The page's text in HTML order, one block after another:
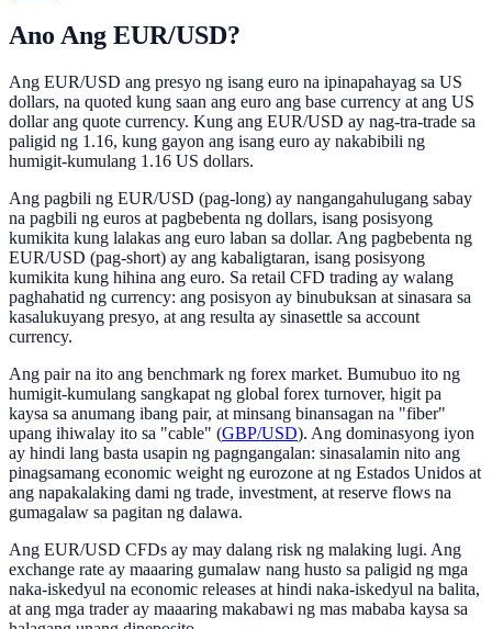
Ano Ang EUR/USD?
Ang EUR/USD ang presyo ng isang euro na ipinapahayag sa US
dollars, na quoted kung saan ang euro ang base currency at ang US
dollar ang quote currency. Kung ang EUR/USD ay nag-tra-trade sa
paligid ng 1.16, kung gayon ang isang euro ay nakabibili ng
humigit-kumulang 1.16 US dollars.
Ang pagbili ng EUR/USD (pag-long) ay nangangahulugang sabay
na pagbili ng euros at pagbebenta ng dollars, isang posisyong
kumikita kung lalakas ang euro laban sa dollar. Ang pagbebenta ng
EUR/USD (pag-short) ay ang kabaligtaran, isang posisyong
kumikita kung hihina ang euro. Sa retail CFD trading ay walang
paghahatid ng currency: ang posisyon ay binubuksan at sinasara sa
kasalukuyang presyo, at ang resulta ay sinasettle sa account
currency.
Ang pair na ito ang benchmark ng forex market. Bumubuo ito ng
humigit-kumulang sangkapat ng global forex turnover, higit pa
kaysa sa anumang ibang pair, at minsang binansagan na "fiber"
upang ihiwalay ito sa "cable" (GBP/USD). Ang dominasyong iyon
ay hindi lang basta usapin ng pagngangalan: sinasalamin nito ang
pinagsamang economic weight ng eurozone at ng Estados Unidos at
ang napakalaking dami ng trade, investment, at reserve flows na
gumagalaw sa pagitan ng dalawa.
Ang EUR/USD CFDs ay may dalang risk ng malaking lugi. Ang
exchange rate ay maaaring gumalaw nang husto sa paligid ng mga
naka-iskedyul na economic releases at hindi naka-iskedyul na balita,
at ang mga trader ay maaaring makabawi ng mas mababa kaysa sa